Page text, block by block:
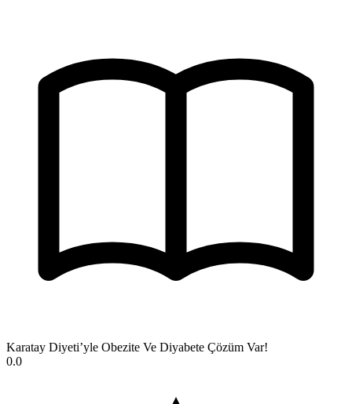
Karatay Diyeti’yle Obezite Ve Diyabete Çözüm Var!
0.0